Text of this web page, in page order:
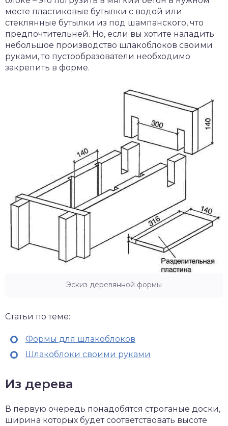
месте пластиковые бутылки с водой или
стеклянные бутылки из под шампанского, что
предпочтительней. Но, если вы хотите наладить
небольшое производство шлакоблоков своими
руками, то пустообразователи необходимо
закрепить в форме.
Эскиз деревянной формы
Статьи по теме:
Формы для шлакоблоков
Шлакоблоки своими руками
Из дерева
В первую очередь понадобятся строганые доски,
ширина которых будет соответствовать высоте